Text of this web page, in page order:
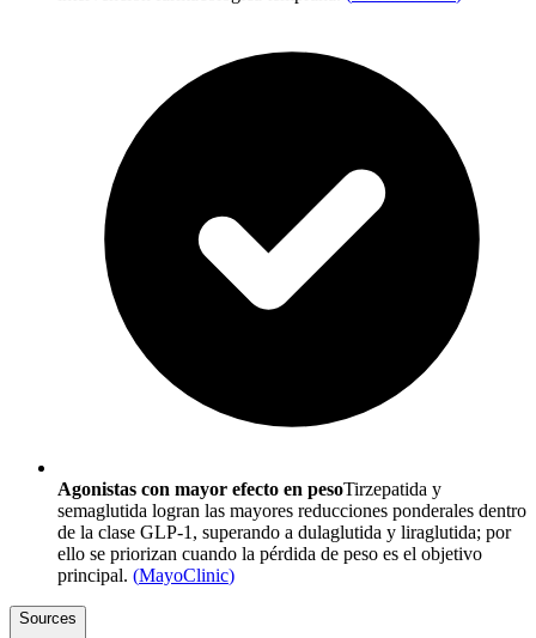
Agonistas con mayor efecto en pesoTirzepatida y
semaglutida logran las mayores reducciones ponderales dentro
de la clase GLP-1, superando a dulaglutida y liraglutida; por
ello se priorizan cuando la pérdida de peso es el objetivo
principal. (MayoClinic)
Sources